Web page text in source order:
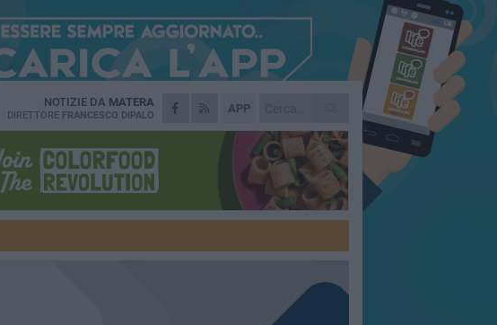
APP
NOTIZIE DA MATERA
DIRETTORE FRANCESCO DIPALO